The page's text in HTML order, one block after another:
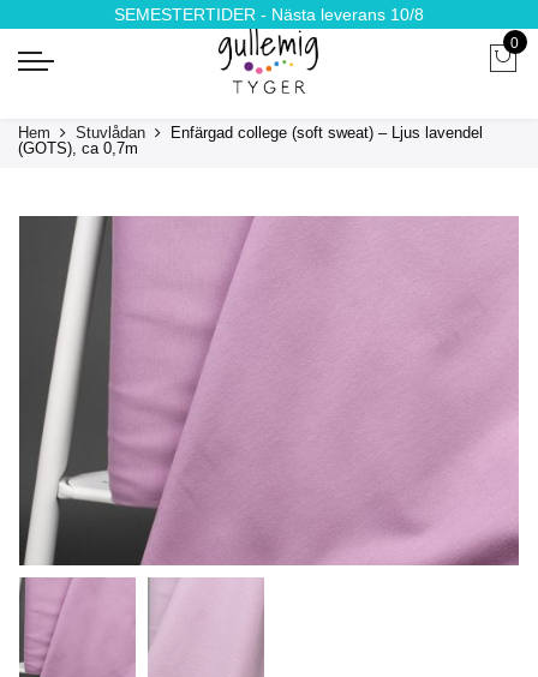
SEMESTERTIDER - Nästa leverans 10/8
0
Hem Stuvlådan
Enfärgad college (soft sweat) – Ljus lavendel
(GOTS), ca 0,7m